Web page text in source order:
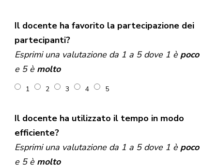
Il docente ha favorito la partecipazione dei
partecipanti?
Esprimi una valutazione da 1 a 5 dove 1 è poco
e 5 è molto
1 2 3 4 5
Il docente ha utilizzato il tempo in modo
efficiente?
Esprimi una valutazione da 1 a 5 dove 1 è poco
e 5 è molto